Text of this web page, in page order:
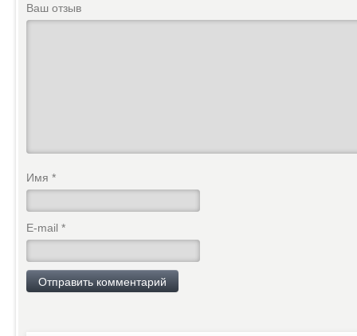
Ваш отзыв
Имя *
E-mail *